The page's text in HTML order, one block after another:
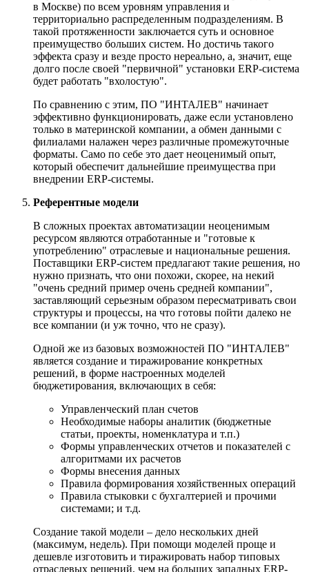
в Москве) по всем уровням управления и
территориально распределенным подразделениям. В
такой протяженности заключается суть и основное
преимущество больших систем. Но достичь такого
эффекта сразу и везде просто нереально, а, значит, еще
долго после своей "первичной" установки ERP-система
будет работать "вхолостую".
По сравнению с этим, ПО "ИНТАЛЕВ" начинает
эффективно функционировать, даже если установлено
только в материнской компании, а обмен данными с
филиалами налажен через различные промежуточные
форматы. Само по себе это дает неоценимый опыт,
который обеспечит дальнейшие преимущества при
внедрении ERP-системы.
Референтные модели
В сложных проектах автоматизации неоценимым
ресурсом являются отработанные и "готовые к
употреблению" отраслевые и национальные решения.
Поставщики ERP-систем предлагают такие решения, но
нужно признать, что они похожи, скорее, на некий
"очень средний пример очень средней компании",
заставляющий серьезным образом пересматривать свои
структуры и процессы, на что готовы пойти далеко не
все компании (и уж точно, что не сразу).
Одной же из базовых возможностей ПО "ИНТАЛЕВ"
является создание и тиражирование конкретных
решений, в форме настроенных моделей
бюджетирования, включающих в себя:
Управленческий план счетов
Необходимые наборы аналитик (бюджетные
статьи, проекты, номенклатура и т.п.)
Формы управленческих отчетов и показателей с
алгоритмами их расчетов
Формы внесения данных
Правила формирования хозяйственных операций
Правила стыковки с бухгалтерией и прочими
системами; и т.д.
Создание такой модели – дело нескольких дней
(максимум, недель). При помощи моделей проще и
дешевле изготовить и тиражировать набор типовых
отраслевых решений, чем на больших западных ERP-